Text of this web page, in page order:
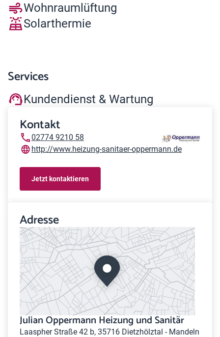
Wohnraumlüftung
Solarthermie
Services
Kundendienst & Wartung
Kontakt
02774 9210 58
http://www.heizung-sanitaer-oppermann.de
Jetzt kontaktieren
Adresse
Julian Oppermann Heizung und Sanitär
Laaspher Straße 42 b, 35716 Dietzhölztal - Mandeln